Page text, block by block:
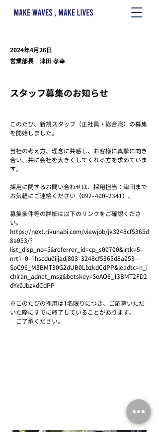
2024年4月26日
営業部長 津田 孝幸
スタッフ募集のお知らせ
このたび、新規スタッフ（正社員・総合職）の募集
を開始しました。
当社の考え方、理念に共感し、お客様に真摯に向き
合い、共に会社を大きくしてくれる方を求めていま
す。
採用に関するお問い合わせは、採用担当：津田まで
お気軽にご連絡ください（092-400-2341）。
募集条件等の詳細は以下のリンクをご確認くださ
い。
https://next.rikunabi.com/viewjob/jk3248cf5365d
8a053/?
list_disp_no=5&referrer_id=cp_s00700&jrtk=5-
nrt1-0-1hscdu0ijjadj803-3248cf5365d8a053--
SoC96_M3BMT30G2dUB0LbzkdCdPP&leadtc=n_i
chiran_adnet_msg&betskey=SoAO6_I3BMT2FD2
dYx0JbzkdCdPP
※このたびの採用は1名限りにつき、ご応募いただ
いた際にすでに終了していることがあります。
ご了承ください。